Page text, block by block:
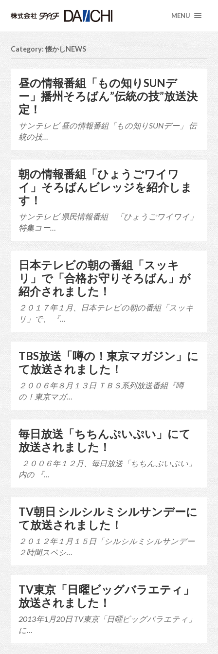
MENU
Category: 懐かしNEWS
昼の情報番組「もの知りSUNデ
ー」播州そろばん”伝統の技”放送決
定！
サンテレビ 昼の情報番組「もの知りSUNデー」 伝
統の技…
朝の情報番組「ひょうごワイワ
イ」そろばんビレッジを紹介しま
す！
サンテレビ 県民情報番組 「ひょうごワイワイ」
特集コー…
日本テレビの朝の番組「スッキ
リ」で「合格お守りそろばん」が
紹介されました！
２０１７年１月、日本テレビの朝の番組「スッキ
リ」で、 『…
TBS放送「噂の！東京マガジン」に
て放送されました！
２００６年８月１３日 ＴＢＳ系列放送番組『噂
の！東京マガ…
毎日放送「ちちんぷいぷい」にて
放送されました！
２００６年１２月、毎日放送「ちちんぷいぷい」
内の 『…
TV朝日 シルシルミシルサンデーに
て放送されました！
２０１２年１月１５日「シルシルミシルサンデー
２時間スペシ…
TV東京「日曜ビッグバラエティ」
放送されました！
2013年1月20日 TV東京「日曜ビッグバラエティ」
に…